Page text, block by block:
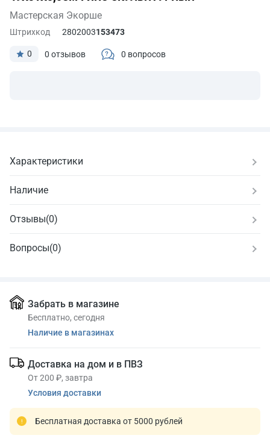
Мастерская Экорше
0 0 отзывов 0 вопросов
Штрихкод 2802003153473
Характеристики
Наличие
Отзывы(0)
Вопросы(0)
Забрать в магазине
Бесплатно, сегодня
Наличие в магазинах
Доставка на дом и в ПВЗ
От 200 ₽, завтра
Условия доставки
Бесплатная доставка от 5000 рублей